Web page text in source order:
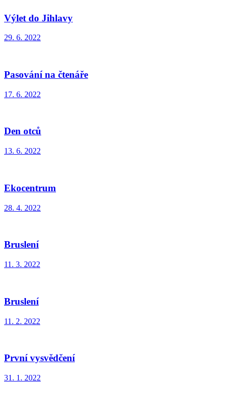
Výlet do Jihlavy
29. 6. 2022
Pasování na čtenáře
17. 6. 2022
Den otců
13. 6. 2022
Ekocentrum
28. 4. 2022
Bruslení
11. 3. 2022
Bruslení
11. 2. 2022
První vysvědčení
31. 1. 2022